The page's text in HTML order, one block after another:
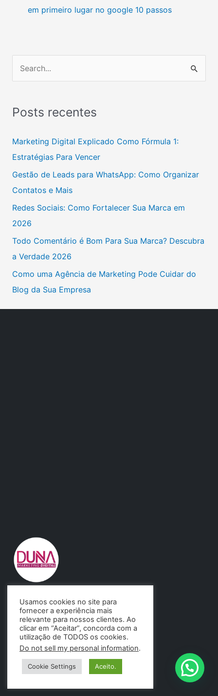
em primeiro lugar no google 10 passos
q
a
r
p
o
r
:
Posts recentes
Marketing Digital Explicado Como Fórmula 1:
Estratégias Para Vencer
Gestão de Leads para WhatsApp: Como Organizar
Contatos e Mais
Redes Sociais: Como Fortalecer Sua Marca em
2026
Todo Comentário é Bom Para Sua Marca? Descubra
a Verdade 2026
Como uma Agência de Marketing Pode Cuidar do
Blog da Sua Empresa
Agência de Marketing Digital DUNA.
São 11 anos ajudando empresas.
Usamos cookies no site para
fornecer a experiência mais
relevante para nossos clientes. Ao
clicar em “Aceitar”, concorda com a
utilização de TODOS os cookies.
Do not sell my personal information.
Cookie Settings Aceito.